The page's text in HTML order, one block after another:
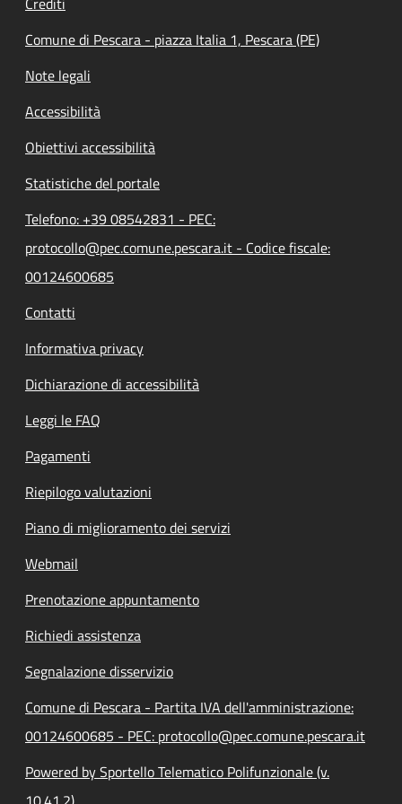
Comune di Pescara - piazza Italia 1, Pescara (PE)
Note legali
Accessibilità
Obiettivi accessibilità
Statistiche del portale
Telefono: +39 08542831 - PEC:
protocollo@pec.comune.pescara.it - Codice fiscale:
00124600685
Contatti
Informativa privacy
Dichiarazione di accessibilità
Leggi le FAQ
Pagamenti
Riepilogo valutazioni
Piano di miglioramento dei servizi
Webmail
Prenotazione appuntamento
Richiedi assistenza
Segnalazione disservizio
Comune di Pescara - Partita IVA dell'amministrazione:
00124600685 - PEC: protocollo@pec.comune.pescara.it
Powered by Sportello Telematico Polifunzionale (v.